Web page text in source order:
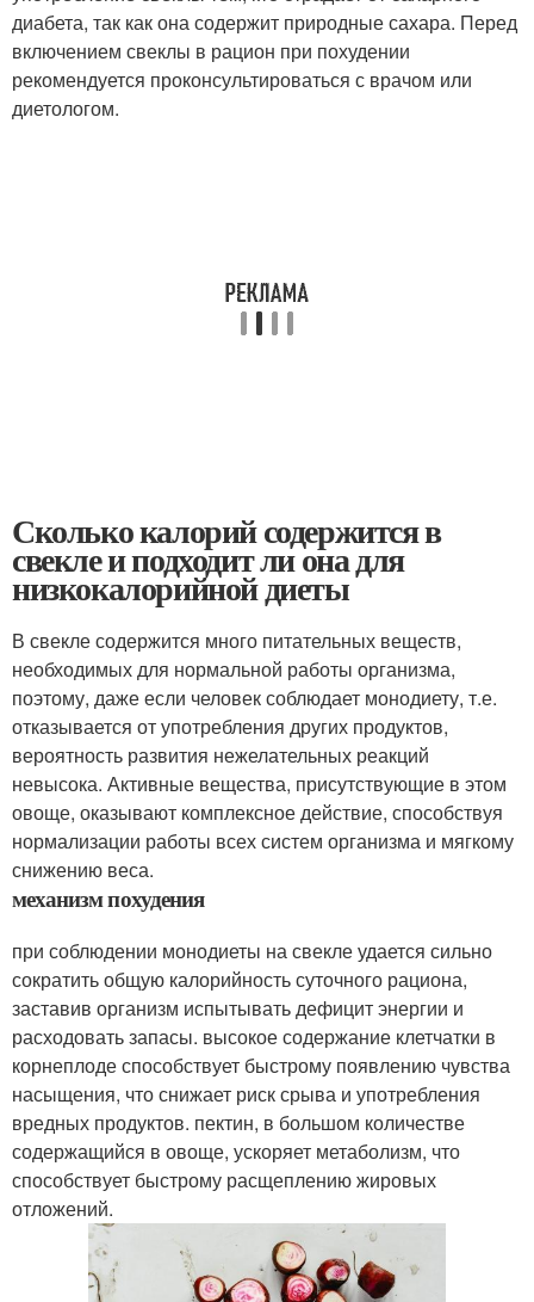
диабета, так как она содержит природные сахара. Перед
включением свеклы в рацион при похудении
рекомендуется проконсультироваться с врачом или
диетологом.
Сколько калорий содержится в
свекле и подходит ли она для
низкокалорийной диеты
В свекле содержится много питательных веществ,
необходимых для нормальной работы организма,
поэтому, даже если человек соблюдает монодиету, т.е.
отказывается от употребления других продуктов,
вероятность развития нежелательных реакций
невысока. Активные вещества, присутствующие в этом
овоще, оказывают комплексное действие, способствуя
нормализации работы всех систем организма и мягкому
снижению веса.
механизм похудения
при соблюдении монодиеты на свекле удается сильно
сократить общую калорийность суточного рациона,
заставив организм испытывать дефицит энергии и
расходовать запасы. высокое содержание клетчатки в
корнеплоде способствует быстрому появлению чувства
насыщения, что снижает риск срыва и употребления
вредных продуктов. пектин, в большом количестве
содержащийся в овоще, ускоряет метаболизм, что
способствует быстрому расщеплению жировых
отложений.